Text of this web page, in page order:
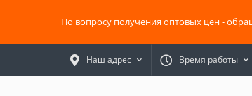
По вопросу получения оптовых цен -
Наш адрес Время работы